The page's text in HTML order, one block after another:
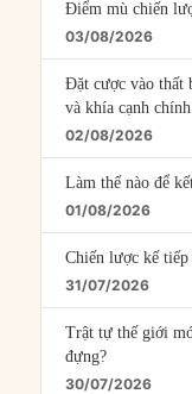
Điểm mù chiến
03/08/2026
Đặt cược vào thất
và khía cạnh
02/08/2026
Làm thế nào để
01/08/2026
Chiến lược kế
31/07/2026
Trật tự thế giới
đựng?
30/07/2026